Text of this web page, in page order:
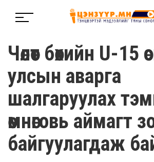
Чөлөөт бөхийн U-15
улсын аварга
шалгаруулах
өмнөговь аймагт
байгуулагдаж